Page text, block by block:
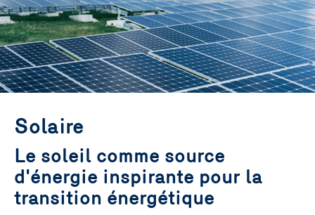
Solaire
Le soleil comme source
d'énergie inspirante pour la
transition énergétique